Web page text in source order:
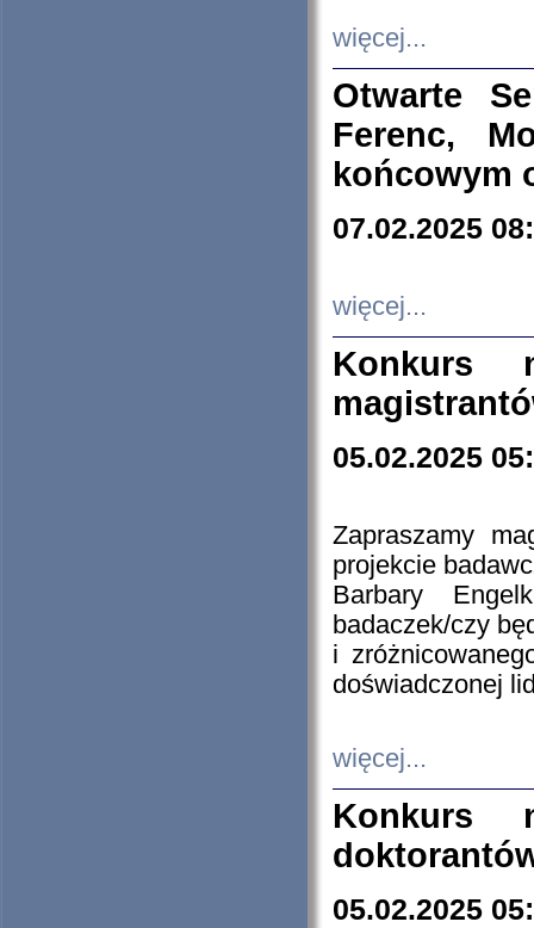
więcej...
Otwarte
Ferenc,
końcowym
07.02.2025
więcej...
Konkurs
05.02.2025
Zapraszamy
projekcie
Barbary
badaczek/czy
i
doświadczonej
więcej...
Konkurs
05.02.2025